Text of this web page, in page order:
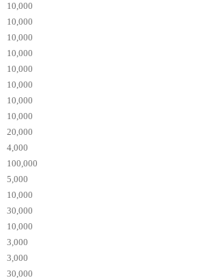
10,000
10,000
10,000
10,000
10,000
10,000
10,000
10,000
20,000
4,000
100,000
5,000
10,000
30,000
10,000
3,000
3,000
30,000